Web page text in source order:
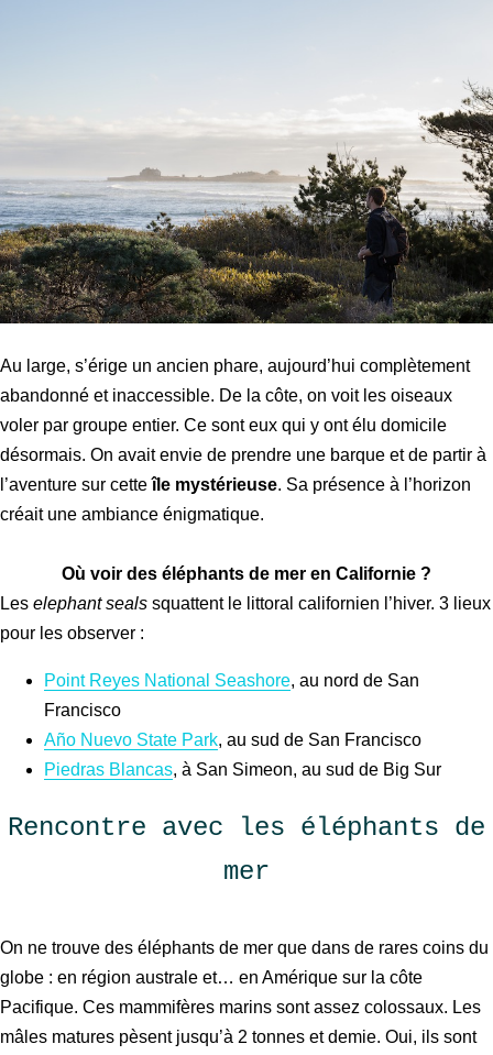
Au large, s’érige un ancien phare, aujourd’hui complètement
abandonné et inaccessible. De la côte, on voit les oiseaux
voler par groupe entier. Ce sont eux qui y ont élu domicile
désormais. On avait envie de prendre une barque et de partir à
l’aventure sur cetteîle mystérieuse. Sa présence à l’horizon
créait une ambiance énigmatique.
Où voir des éléphants de mer en Californie ?
Les elephant seals squattent le littoral californien l’hiver. 3 lieux
pour les observer :
Point Reyes National Seashore, au nord de San
Francisco
Año Nuevo State Park, au sud de San Francisco
Piedras Blancas, à San Simeon, au sud de Big Sur
Rencontre avec les éléphants de
mer
On ne trouve des éléphants de mer que dans de rares coins du
globe : en région australe et… en Amérique sur la côte
Pacifique. Ces mammifères marins sont assez colossaux. Les
mâles matures pèsent jusqu’à 2 tonnes et demie. Oui, ils sont